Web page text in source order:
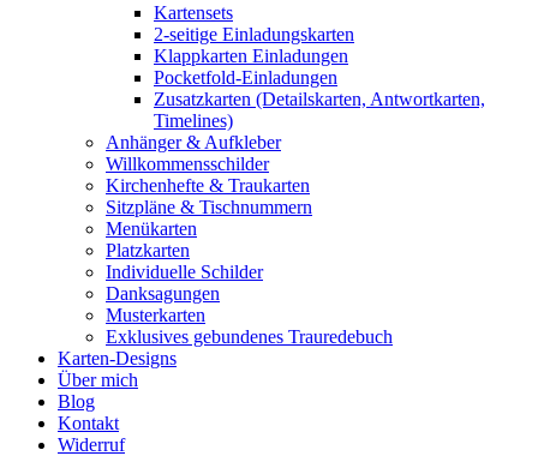
Kartensets
2-seitige Einladungskarten
Klappkarten Einladungen
Pocketfold-Einladungen
Zusatzkarten (Detailskarten, Antwortkarten,
Timelines)
Anhänger & Aufkleber
Willkommensschilder
Kirchenhefte & Traukarten
Sitzpläne & Tischnummern
Menükarten
Platzkarten
Individuelle Schilder
Danksagungen
Musterkarten
Exklusives gebundenes Trauredebuch
Karten-Designs
Über mich
Blog
Kontakt
Widerruf